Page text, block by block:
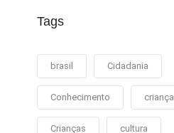
Tags
brasil Cidadania
Conhecimento criança
Crianças cultura